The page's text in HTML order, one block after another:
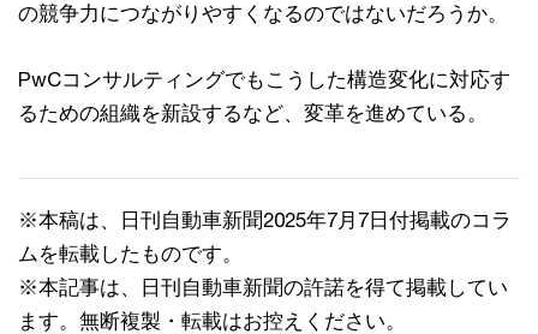
の競争力につながりやすくなるのではないだろうか。
PwCコンサルティングでもこうした構造変化に対応す
るための組織を新設するなど、変革を進めている。
※本稿は、日刊自動車新聞2025年7月7日付掲載のコラ
ムを転載したものです。
※本記事は、日刊自動車新聞の許諾を得て掲載してい
ます。無断複製・転載はお控えください。